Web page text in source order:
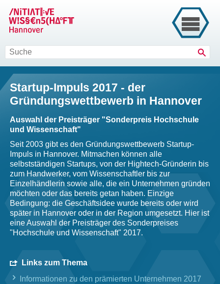
Startup-Impuls 2017 - der
Gründungswettbewerb in Hannover
Auswahl der Preisträger "Sonderpreis Hochschule
und Wissenschaft"
Seit 2003 gibt es den Gründungswettbewerb Startup-
Impuls in Hannover. Mitmachen können alle
selbstständigen Startups, von der Hightech-Gründerin bis
zum Handwerker, vom Wissenschaftler bis zur
Einzelhändlerin sowie alle, die ein Unternehmen gründen
möchten oder das bereits getan haben. Einzige
Bedingung: die Geschäftsidee wurde bereits oder wird
später in Hannover oder in der Region umgesetzt. Hier ist
eine Auswahl der Preisträger des Sonderpreises
"Hochschule und Wissenschaft" 2017.
Links zum Thema
Informationen zu den prämierten Unternehmen 2017